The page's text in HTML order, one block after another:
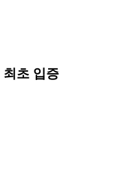
최초 입증